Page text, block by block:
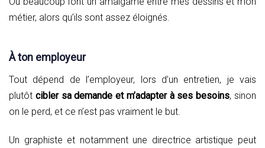
métier, alors qu’ils sont assez éloignés.
À ton employeur
Tout dépend de l’employeur, lors d’un entretien, je vais
plutôt cibler sa demande et m’adapter à ses besoins, sinon
on le perd, et ce n’est pas vraiment le but.
Un graphiste et notamment une directrice artistique peut